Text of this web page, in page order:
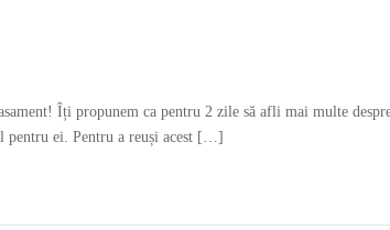
Îți propunem ca pentru 2 zile să afli mai multe
pentru ei. Pentru a reuși acest […]